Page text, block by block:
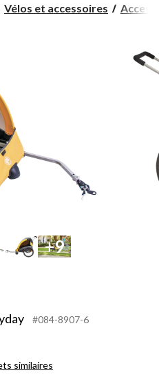
Vélos et accessoires
+9
#084-8907-6
similaires